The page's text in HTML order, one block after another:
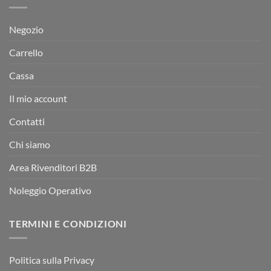
Negozio
Carrello
Cassa
Il mio account
Contatti
Chi siamo
Area Rivenditori B2B
Noleggio Operativo
TERMINI E CONDIZIONI
Politica sulla Privacy